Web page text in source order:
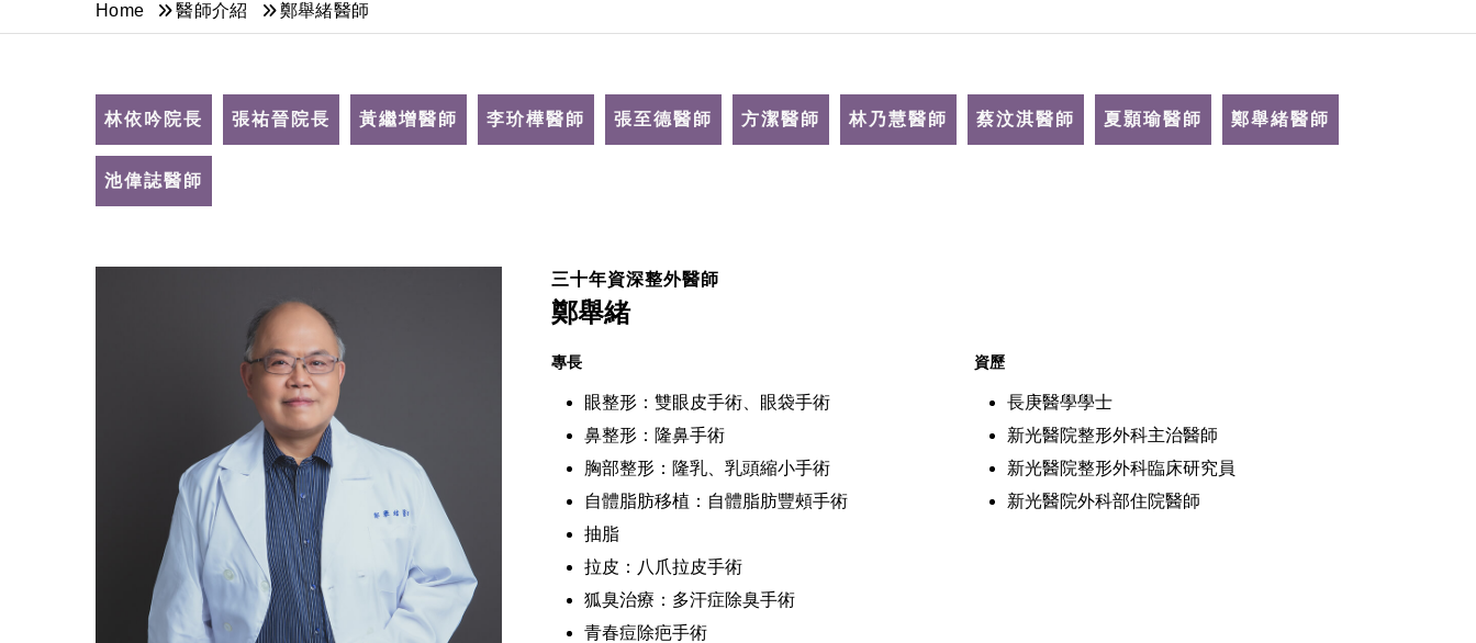
Home 醫師介紹 鄭舉緒醫師
林依吟院長 張祐晉院長 黃繼增醫師 李玠樺醫師 張至德醫師 方潔醫師 林乃慧醫師 蔡汶淇醫師 夏顥瑜醫師 鄭舉緒醫師
池偉誌醫師
三十年資深整外醫師
鄭舉緒
專長
眼整形：雙眼皮手術、眼袋手術
鼻整形：隆鼻手術
胸部整形：隆乳、乳頭縮小手術
自體脂肪移植：自體脂肪豐頰手術
抽脂
拉皮：八爪拉皮手術
狐臭治療：多汗症除臭手術
青春痘除疤手術
資歷
長庚醫學學士
新光醫院整形外科主治醫師
新光醫院整形外科臨床研究員
新光醫院外科部住院醫師